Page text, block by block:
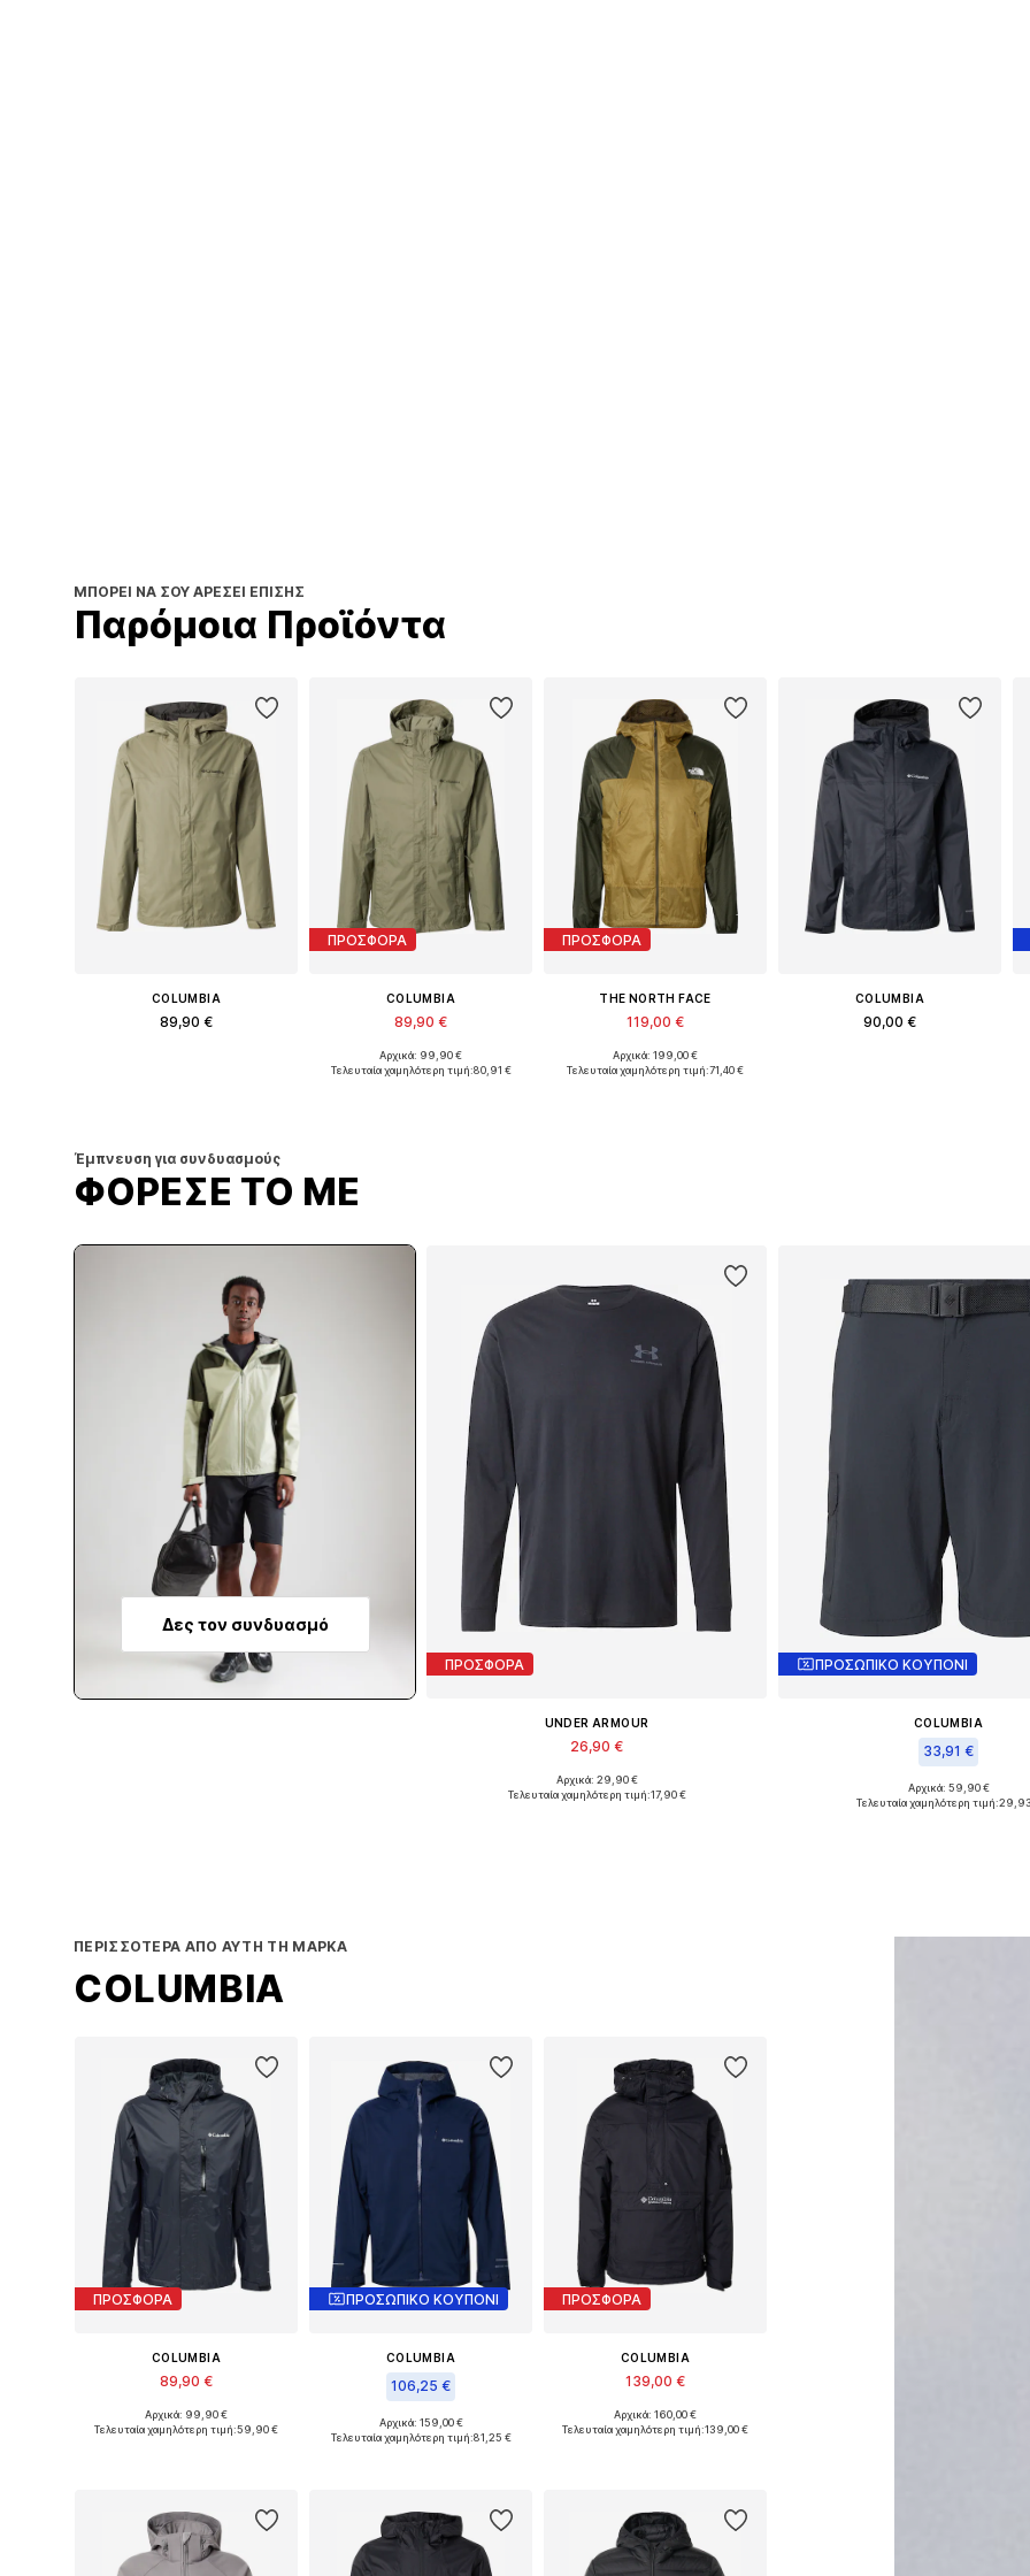
ΜΠΟΡΕΊ ΝΑ ΣΟΥ ΑΡΈΣΕΙ ΕΠΊΣΗΣ
Παρόμοια Προϊόντα
COLUMBIA
89,90 €
ΠΡΟΣΦΟΡΑ
COLUMBIA
89,90 €
Διαθέσιμα μεγέθη: S, M, L, XL
Αρχικά: 99,90 €
Τελευταία χαμηλότερη τιμή:80,91 €
ΠΡΟΣΦΟΡΑ
THE NORTH FACE
119,00 €
Διαθέσιμα μεγέθη: S, M, L, XL
Αρχικά: 199,00 €
Τελευταία χαμηλότερη τιμή:71,40 €
COLUMBIA
90,00 €
Έμπνευση για συνδυασμούς
ΦΟΡΕΣΕ ΤΟ ΜΕ
Δες τον συνδυασμό
ΠΡΟΣΦΟΡΑ
UNDER ARMOUR
26,90 €
Διαθέσιμα μεγέθη: S, M
Αρχικά: 29,90 €
Τελευταία χαμηλότερη τιμή:17,90 €
ΠΡΟΣΩΠΙΚΟ ΚΟΥΠΟΝΙ
COLUMBIA
33,91 €
Διαθέσιμα μεγέθη: XXXL x
Αρχικά: 59,90 €
Τελευταία χαμηλότερη τιμή:
ΠΕΡΙΣΣΌΤΕΡΑ ΑΠΌ ΑΥΤΉ ΤΗ ΜΆΡΚΑ
COLUMBIA
ΠΡΟΣΦΟΡΑ
COLUMBIA
89,90 €
Διαθέσιμα μεγέθη: S, M, L, XL
Αρχικά: 99,90 €
Τελευταία χαμηλότερη τιμή:59,90 €
ΠΡΟΣΩΠΙΚΟ ΚΟΥΠΟΝΙ
COLUMBIA
106,25 €
Διαθέσιμα μεγέθη: S, L, XXL
Αρχικά: 159,00 €
Τελευταία χαμηλότερη τιμή:81,25 €
ΠΡΟΣΦΟΡΑ
COLUMBIA
139,00 €
Διαθέσιμα μεγέθη: S, M, L, XL
Αρχικά: 160,00 €
Τελευταία χαμηλότερη τιμή:139,00 €